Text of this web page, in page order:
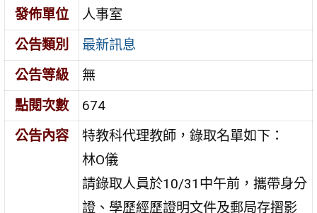
發佈單位
人事室
公告類別
最新訊息
公告等級
無
點閱次數
674
公告內容
特教科代理教師，錄取名單如下：
林O儀
請錄取人員於10/31中午前，攜帶身分
證、學歷經歷證明文件及郵局存摺影